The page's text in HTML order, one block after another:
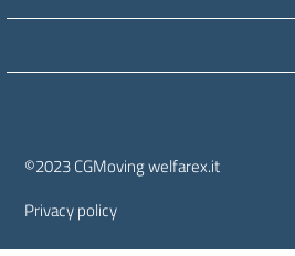
©2023 CGMoving welfarex.it
Privacy policy